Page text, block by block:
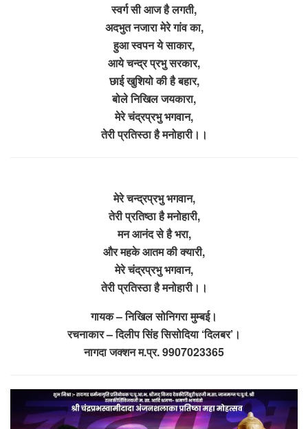
स्वर्ग सी आज है लगती,
अदभुत नजारा मेरे गांव का,
हुआ स्वपन ये साकार,
आये चन्द्र प्रभु सरकार,
छाई खुशियो की है बहार,
बोले निखिल जयकारा,
मेरे चंद्रप्रभु भगवान,
तेरी प्रतिस्ठा है मनोहारी।।
मेरे चन्द्रप्रभु भगवान,
तेरी प्रतिष्ठा है मनोहारी,
मन आनंद से है भरा,
और महके आतम की क्यारी,
मेरे चंद्रप्रभु भगवान,
तेरी प्रतिस्ठा है मनोहारी।।
गायक – निखिल सोनिगरा मुम्बई।
रचनाकार – दिलीप सिंह सिसोदिया ‘दिलबर’।
नागदा जक्शन म.प्र. 9907023365